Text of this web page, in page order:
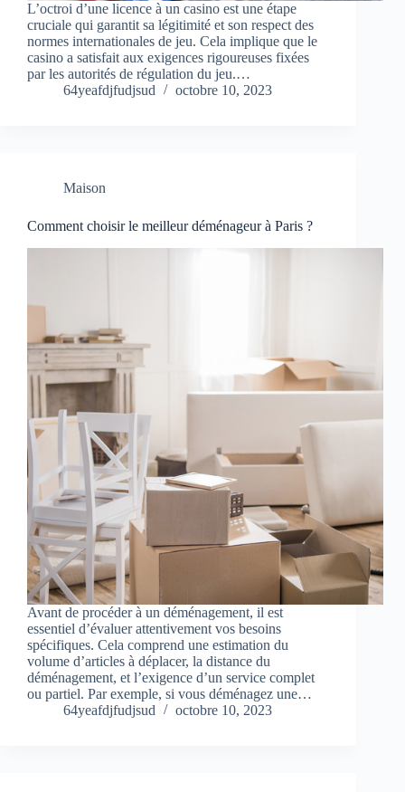
L’octroi d’une licence à un casino est une étape
cruciale qui garantit sa légitimité et son respect des
normes internationales de jeu. Cela implique que le
casino a satisfait aux exigences rigoureuses fixées
par les autorités de régulation du jeu.…
64yeafdjfudjsud
octobre 10, 2023
Maison
Comment choisir le meilleur déménageur à Paris ?
Avant de procéder à un déménagement, il est
essentiel d’évaluer attentivement vos besoins
spécifiques. Cela comprend une estimation du
volume d’articles à déplacer, la distance du
déménagement, et l’exigence d’un service complet
ou partiel. Par exemple, si vous déménagez une…
64yeafdjfudjsud
octobre 10, 2023